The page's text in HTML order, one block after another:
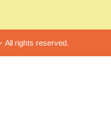
All rights reserved.